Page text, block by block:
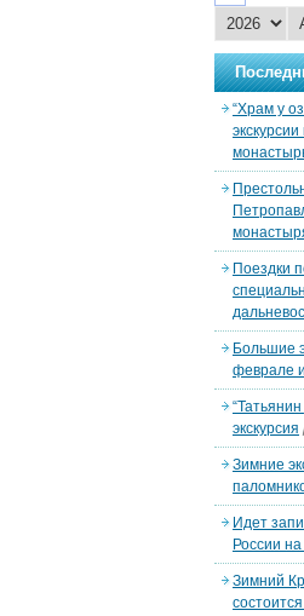
“Храм у
Поездки
Большие
феврале
экскурсия
Зимние
Идет
России
Зимний